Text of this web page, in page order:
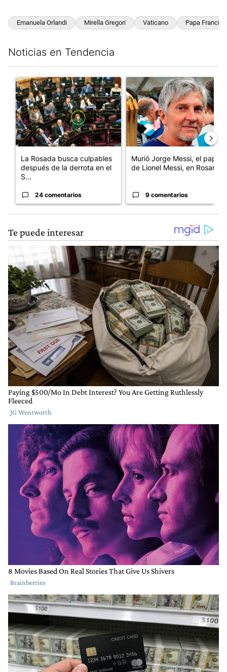
Emanuela Orlandi Mirella Gregori Vaticano Papa
Noticias en Tendencia
Un artículo de tendencia con el título "La Rosada busca
La Rosada busca culpables
después de la derrota en el
S...
24 comentarios
Un artículo de tendencia con
Murió Jorge Messi, el papá
de Lionel Messi, en Rosario
9 comentarios